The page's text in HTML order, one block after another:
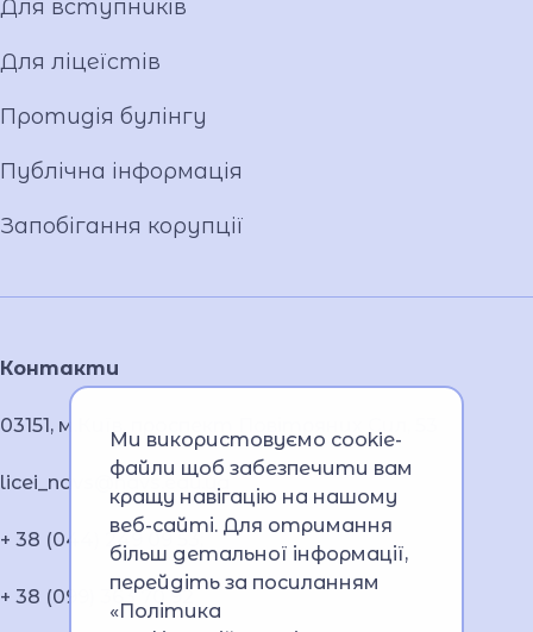
Контакти
03151, м.Київ, проспект Повітряних Сил, 53
licei_navs@navs.edu.ua
+ 38 (044) 249 09 53;
+ 38 (099) 363 70 92
Для вступників
Для ліцеїстів
Протидія булінгу
Публічна інформація
Запобігання корупції
Ми використовуємо cookie-
файли щоб забезпечити вам
кращу навігацію на нашому
веб-сайті. Для отримання
більш детальної інформації,
перейдіть за посиланням
«Політика